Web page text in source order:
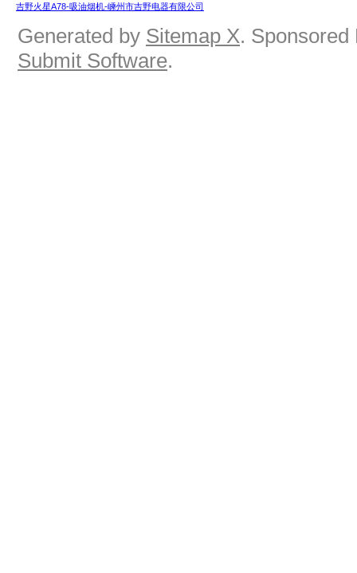
吉野火星A78-吸油烟机-嵊州市吉野电器有限公司
Generated by Sitemap X.
Submit Software.